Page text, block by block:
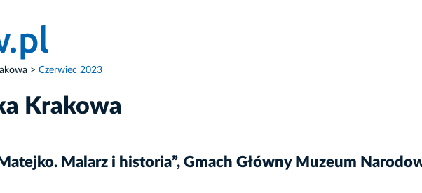
Czerwiec 2023
Krakowa
Malarz i historia”, Gmach Główny Muzeum